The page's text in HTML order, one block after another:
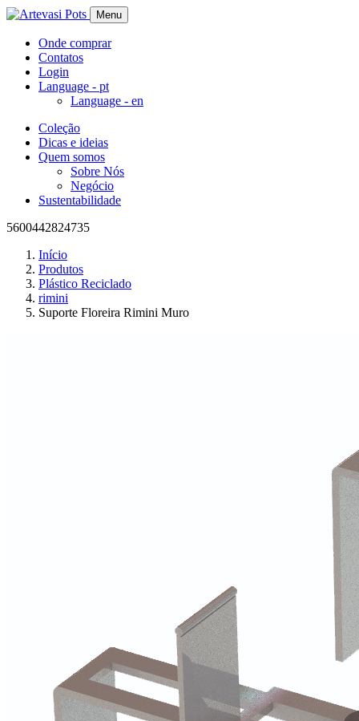
Menu
Onde comprar
Contatos
Login
Language - pt
Language - en
Coleção
Dicas e ideias
Quem somos
Sobre Nós
Negócio
Sustentabilidade
5600442824735
Início
Produtos
Plástico Reciclado
rimini
Suporte Floreira Rimini Muro